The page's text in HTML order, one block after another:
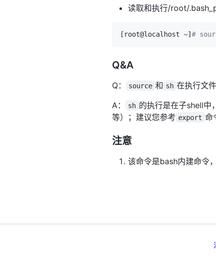
读取和执行/root/
[ root@localhost ~]#
Q&A
Q： source 和 sh 在执行文
A：
sh 的执行是在子shell中，
等）；建议您参考 export 命
注意
该命令是bash内建命令